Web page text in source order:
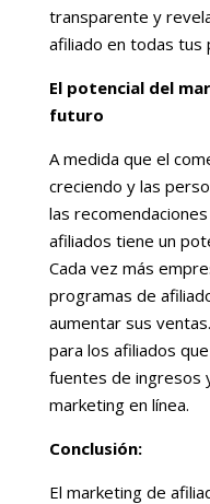
transparente y
afiliado en todas tus
El potencial del
futuro
A medida que el
creciendo y las
las
afiliados tiene un
Cada vez más
programas de
aumentar sus
para los afiliados
fuentes de ingresos
marketing en línea.
Conclusión:
El marketing de